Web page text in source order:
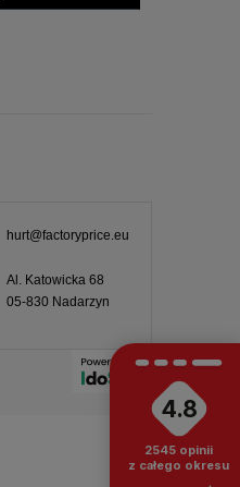
hurt@factoryprice.eu
Al. Katowicka 68
05-830 Nadarzyn
4.8
2545 opinii
z całego okresu